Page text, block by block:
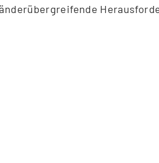
(KMK) setzt mit ihrer